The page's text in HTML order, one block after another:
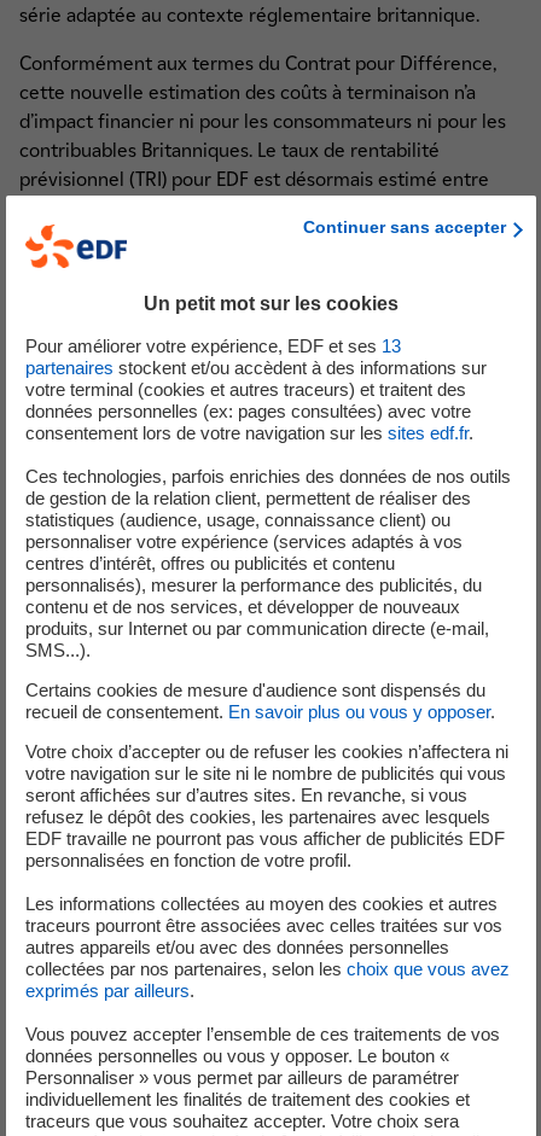
série adaptée au contexte réglementaire britannique.
Conformément aux termes du Contrat pour Différence,
cette nouvelle estimation des coûts à terminaison n’a
d’impact financier ni pour les consommateurs ni pour les
contribuables Britanniques. Le taux de rentabilité
prévisionnel (TRI) pour EDF est désormais estimé entre
(4)
Le management du projet reste mobilisé sur l’objectif du
ce titre sont mis en œuvre, sous l’autorité de la direction
de programme, des plans d’action opérationnels
impliquant les équipes d’ingénierie du groupe EDF en
Grande-Bretagne et en France, les constructeurs des
bâtiments et des ouvrages annexes, et les fournisseurs
chaîne de fourniture.
(1) Comme indiqué dans le communiqué de presse de
Juillet 2017, ce risque de report induirait un coût
supplémentaire potentiel de l’ordre de 0,7 milliard de
livres sterling 2015. Dans cette hypothèse le TRI pour EDF
serait diminué d’environ 0,3%.
(2) En livres sterling 2015, hors intérêts intercalaires et
hors effet de change par rapport à un taux de change de
référence du projet de 1 livre sterling = 1,23 euros.
(3) Coûts additionnels nets des plans d’actions
(4) Taux de rentabilité prévisionnel d’EDF calculé sur la
base d’un taux de change de 1 livre sterling= 1,15€, et
incluant le mécanisme plafonné et encadré de
compensation des surcoûts liés à des dépassements de
budget ou à des retards en place entre les actionnaires.
Analystes et Investisseurs
Continuer sans accepter
Un petit mot sur les cookies
Pour améliorer votre expérience, EDF et ses 13
partenaires stockent et/ou accèdent à des informations sur
votre terminal (cookies et autres traceurs) et traitent des
données personnelles (ex: pages consultées) avec votre
consentement lors de votre navigation sur les sites edf.fr.
Ces technologies, parfois enrichies des données de nos outils
de gestion de la relation client, permettent de réaliser des
statistiques (audience, usage, connaissance client) ou
personnaliser votre expérience (services adaptés à vos
centres d’intérêt, offres ou publicités et contenu
personnalisés), mesurer la performance des publicités, du
contenu et de nos services, et développer de nouveaux
produits, sur Internet ou par communication directe (e-mail,
SMS...).
Certains cookies de mesure d'audience sont dispensés du
recueil de consentement. En savoir plus ou vous y opposer.
Votre choix d’accepter ou de refuser les cookies n’affectera ni
votre navigation sur le site ni le nombre de publicités qui vous
seront affichées sur d’autres sites. En revanche, si vous
refusez le dépôt des cookies, les partenaires avec lesquels
EDF travaille ne pourront pas vous afficher de publicités EDF
personnalisées en fonction de votre profil.
Les informations collectées au moyen des cookies et autres
traceurs pourront être associées avec celles traitées sur vos
autres appareils et/ou avec des données personnelles
collectées par nos partenaires, selon les choix que vous avez
exprimés par ailleurs.
Vous pouvez accepter l’ensemble de ces traitements de vos
données personnelles ou vous y opposer. Le bouton «
Personnaliser » vous permet par ailleurs de paramétrer
individuellement les finalités de traitement des cookies et
traceurs que vous souhaitez accepter. Votre choix sera